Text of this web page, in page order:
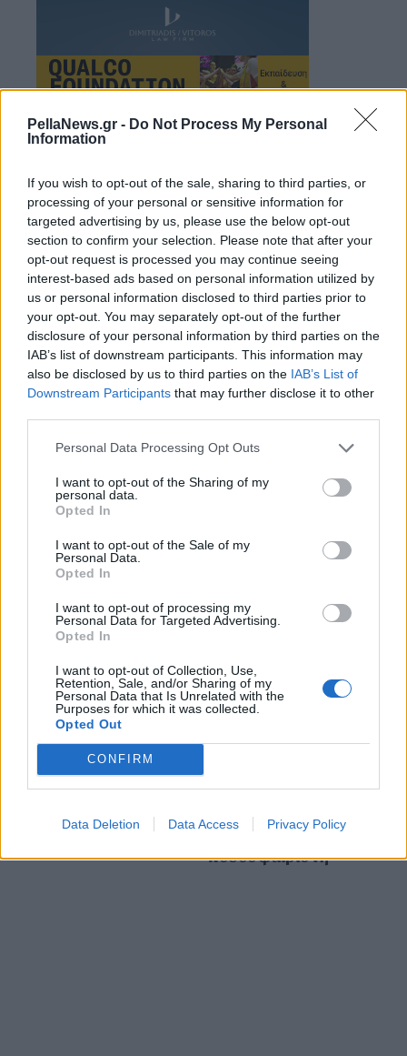
PellaNews.gr - Do Not Process My Personal
Information
If you wish to opt-out of the sale, sharing to third parties, or
processing of your personal or sensitive information for
targeted advertising by us, please use the below opt-out
section to confirm your selection. Please note that after your
opt-out request is processed you may continue seeing
interest-based ads based on personal information utilized by
us or personal information disclosed to third parties prior to
your opt-out. You may separately opt-out of the further
disclosure of your personal information by third parties on the
IAB’s list of downstream participants. This information may
also be disclosed by us to third parties on the IAB’s List of
Downstream Participants that may further disclose it to other
Personal Data Processing Opt Outs
I want to opt-out of the Sharing of my
personal data.
Opted In
I want to opt-out of the Sale of my
Personal Data.
Opted In
I want to opt-out of processing my
Personal Data for Targeted Advertising.
Opted In
I want to opt-out of Collection, Use,
Retention, Sale, and/or Sharing of my
Personal Data that Is Unrelated with the
Purposes for which it was collected.
Opted Out
CONFIRM
Data Deletion Data Access Privacy Policy
Πυξ Λαξ: Όλα τα έσοδα
συναυλίας τους στους
Χίου – Το μήνυμά τους
για την Γάζα
μεγαλείο ψυχής του
διεθνούς
ποδοσφαιριστή